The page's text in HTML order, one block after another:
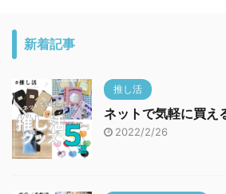
新着記事
推し活
ネットで気軽に買え
2022/2/26